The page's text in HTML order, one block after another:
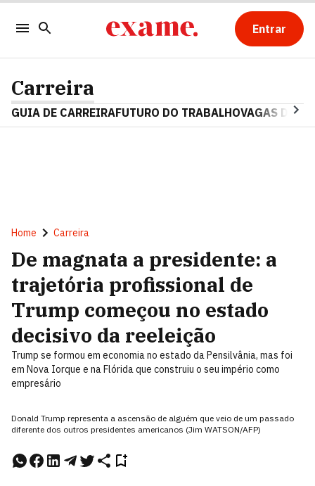
Entrar
Carreira
GUIA DE CARREIRAFUTURO DO TRABALHOVAGAS DE
Home Carreira
De magnata a presidente: a
trajetória profissional de
Trump começou no estado
decisivo da reeleição
Trump se formou em economia no estado da Pensilvânia, mas foi
em Nova Iorque e na Flórida que construiu o seu império como
empresário
Donald Trump representa a ascensão de alguém que veio de um passado
diferente dos outros presidentes americanos (Jim WATSON/AFP)